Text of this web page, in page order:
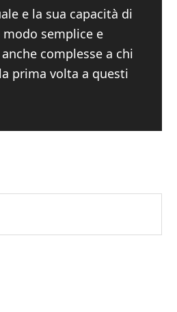
e la sua capacità di
semplice e
complesse a chi
prima volta a questi